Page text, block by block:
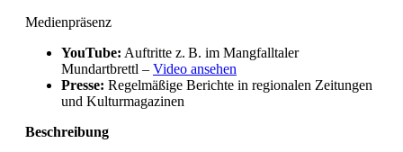
Medienpräsenz
YouTube: Auftritte z. B. im Mangfalltaler
Mundartbrettl – Video ansehen
Presse: Regelmäßige Berichte in regionalen Zeitungen
und Kulturmagazinen
Beschreibung